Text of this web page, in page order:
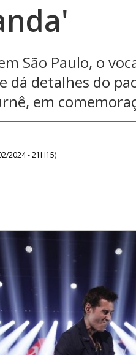
São Paulo, o
dá detalhes do
em
2024 - 21H15)